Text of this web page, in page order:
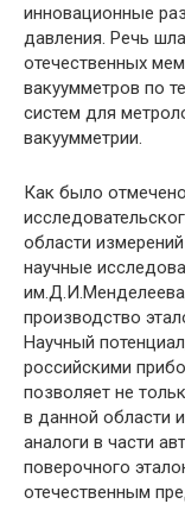
инновационные
давления. Речь
отечественных
вакуумметров по
систем для
вакуумметрии.
Как было
области
научные
производство
Научный
российскими
позволяет не
в данной области
аналоги в части
поверочного
отечественным